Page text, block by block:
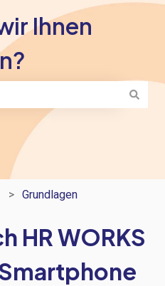
Ihnen
das Suchfeld leer ist.
Grundlagen
HR WORKS